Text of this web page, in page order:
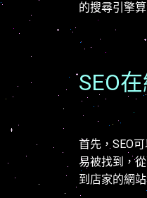
的搜尋引擎算
SEO
首先，SEO
易被找到，
到店家的網